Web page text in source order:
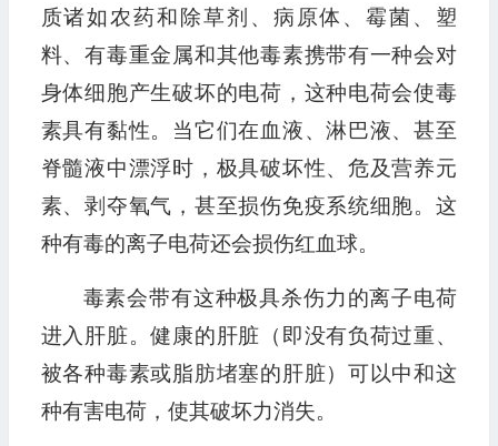
质诸如农药和除草剂、病原体、霉菌、塑
料、有毒重金属和其他毒素携带有一种会对
身体细胞产生破坏的电荷，这种电荷会使毒
素具有黏性。当它们在血液、淋巴液、甚至
脊髓液中漂浮时，极具破坏性、危及营养元
素、剥夺氧气，甚至损伤免疫系统细胞。这
种有毒的离子电荷还会损伤红血球。
毒素会带有这种极具杀伤力的离子电荷
进入肝脏。健康的肝脏（即没有负荷过重、
被各种毒素或脂肪堵塞的肝脏）可以中和这
种有害电荷，使其破坏力消失。